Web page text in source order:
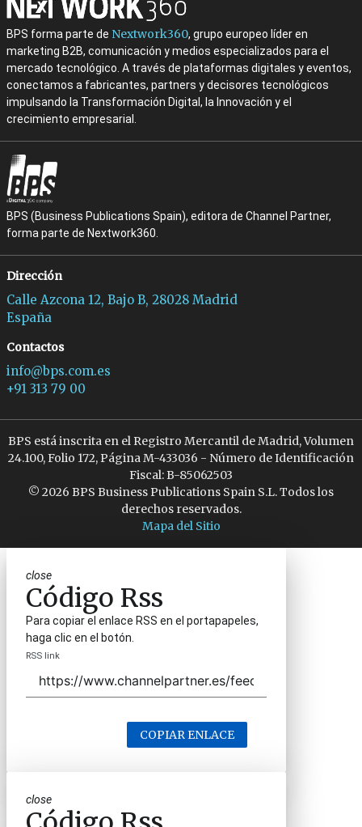
BPS forma parte de Nextwork360, grupo europeo líder en
marketing B2B, comunicación y medios especializados para el
mercado tecnológico. A través de plataformas digitales y eventos,
conectamos a fabricantes, partners y decisores tecnológicos
impulsando la Transformación Digital, la Innovación y el
crecimiento empresarial.
BPS (Business Publications Spain), editora de Channel Partner,
forma parte de Nextwork360.
Dirección
Calle Azcona 12, Bajo B, 28028 Madrid
España
Contactos
info@bps.com.es
+91 313 79 00
BPS está inscrita en el Registro Mercantil de Madrid, Volumen
24.100, Folio 172, Página M-433036 - Número de Identificación
Fiscal: B-85062503
© 2026 BPS Business Publications Spain S.L. Todos los
derechos reservados.
Mapa del Sitio
close
Código Rss
Para copiar el enlace RSS en el portapapeles,
haga clic en el botón.
RSS link
COPIAR ENLACE
close